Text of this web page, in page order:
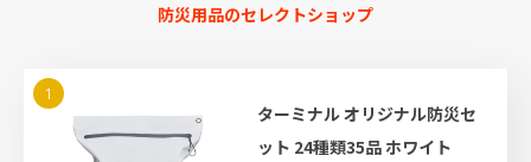
防災用品のセレクトショップ
ターミナル オリジナル防災セ
ット 24種類35品 ホワイト
1